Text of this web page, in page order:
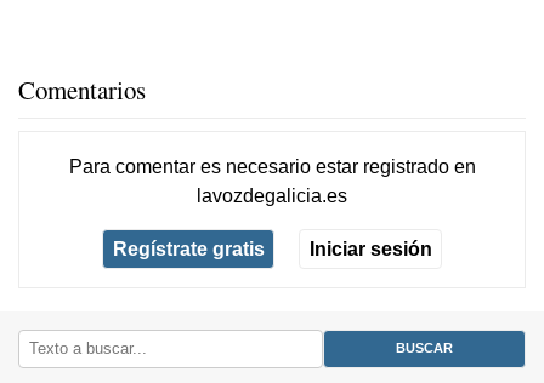
Comentarios
Para comentar es necesario estar registradoen
lavozdegalicia.es
Regístrate gratis Iniciar sesión